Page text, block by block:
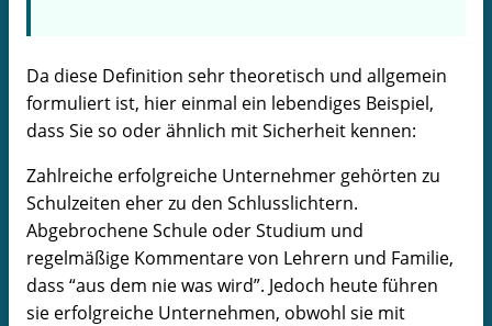
Da diese Definition sehr theoretisch und allgemein
formuliert ist, hier einmal ein lebendiges Beispiel,
dass Sie so oder ähnlich mit Sicherheit kennen:
Zahlreiche erfolgreiche Unternehmer gehörten zu
Schulzeiten eher zu den Schlusslichtern.
Abgebrochene Schule oder Studium und
regelmäßige Kommentare von Lehrern und Familie,
dass “aus dem nie was wird”. Jedoch heute führen
sie erfolgreiche Unternehmen, obwohl sie mit